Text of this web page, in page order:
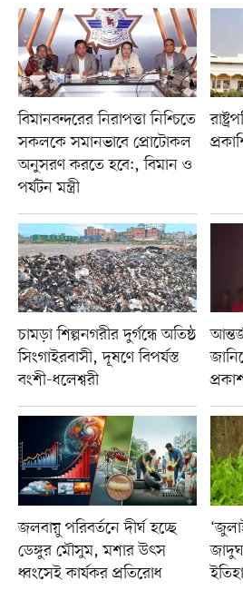
বিমানবন্দরের নিরাপত্তা নিশ্চিতে
সকলকে সমানভাবে প্রোটোকল
অনুসরণ করতে হবে:, বিমান ও
পর্যটন মন্ত্রী
চামড়া শিল্পনগরীর দুর্গন্ধে অতিষ্ঠ
সিংগাইরবাসী, দূষণে বিপর্যস্ত
বংশী-ধলেশ্বরী
জলবায়ু পরিবর্তনে দীর্ঘ হচ্ছে
ডেঙ্গুর মৌসুম, মশার উৎস
ধ্বংসেই কার্যকর প্রতিরোধ